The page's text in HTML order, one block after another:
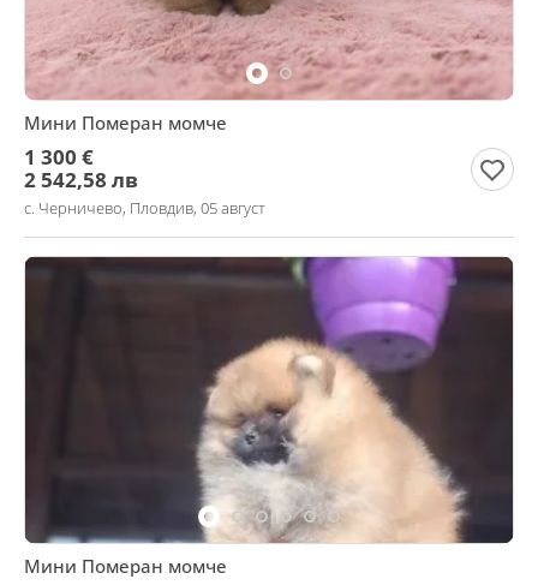
Мини Померан момче
1 300 €
2 542,58 лв
с. Черничево, Пловдив, 05 август
Мини Померан момче